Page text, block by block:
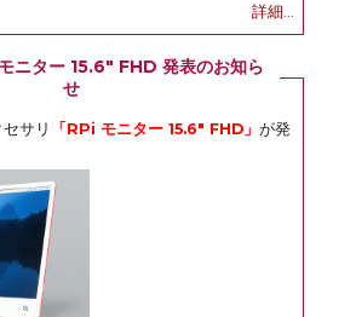
詳細...
ニター 15.6" FHD 発表のお知ら
せ
サリ 「RPi モニター 15.6" FHD」 が発